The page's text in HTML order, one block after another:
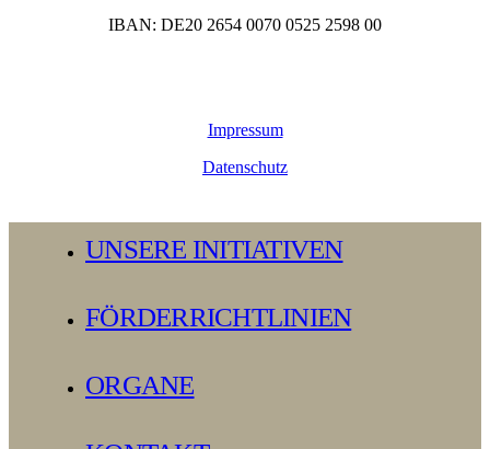
IBAN: DE20 2654 0070 0525 2598 00
Impressum
Datenschutz
Menu
UNSERE INITIATIVEN
FÖRDERRICHTLINIEN
ORGANE